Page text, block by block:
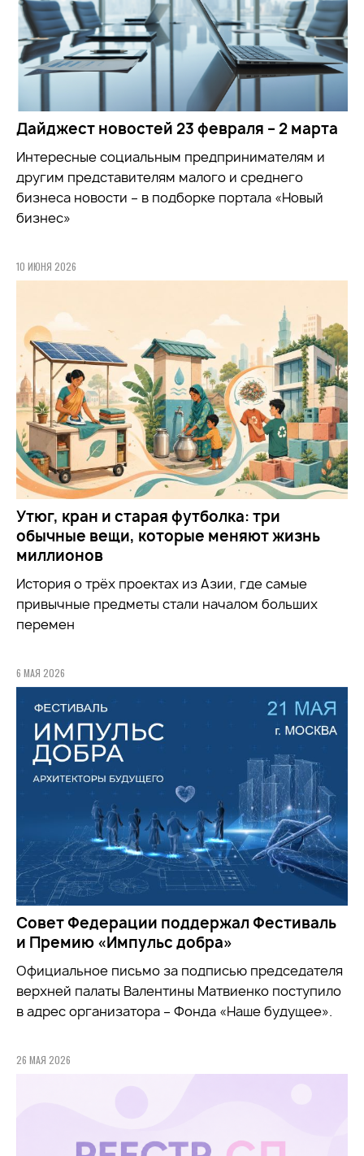
Дайджест новостей 23 февраля – 2 марта
Интересные социальным предпринимателям и
другим представителям малого и среднего
бизнеса новости – в подборке портала «Новый
бизнес»
10 ИЮНЯ 2026
Утюг, кран и старая футболка: три
обычные вещи, которые меняют жизнь
миллионов
История о трёх проектах из Азии, где самые
привычные предметы стали началом больших
перемен
6 МАЯ 2026
Совет Федерации поддержал Фестиваль
и Премию «Импульс добра»
Официальное письмо за подписью председателя
верхней палаты Валентины Матвиенко поступило
в адрес организатора – Фонда «Наше будущее».
26 МАЯ 2026